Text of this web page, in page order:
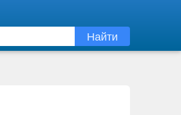
Найти